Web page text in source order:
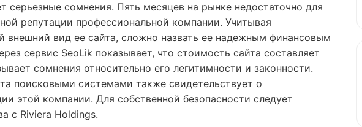
серьезные сомнения. Пять месяцев на рынке недостаточно для
репутации профессиональной компании. Учитывая
внешний вид ее сайта, сложно назвать ее надежным финансовым
сервис SeoLik показывает, что стоимость сайта составляет
сомнения относительно его легитимности и законности.
поисковыми системами также свидетельствует о
этой компании. Для собственной безопасности следует
с Riviera Holdings.